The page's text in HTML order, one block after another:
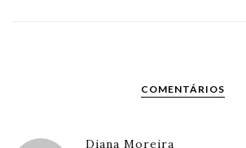
COMENTÁRIOS
Diana Moreira